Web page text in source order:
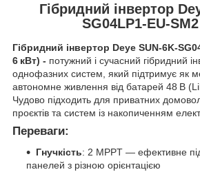
Гібридний інвертор
SG04LP1-EU-
Гібридний інвертор Deye
6 кВт) - потужний і сучасний гібридний
однофазних систем, який підтримує як
автономне живлення від батарей 48 В
Чудово підходить для приватних
проєктів та систем із накопиченням
Переваги:
Гнучкість: 2 MPPT — ефективне
панелей з різною орієнтацією